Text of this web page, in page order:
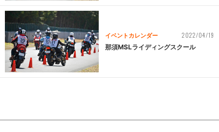
イベントカレンダー 2022/04/19
那須MSLライディングスクール